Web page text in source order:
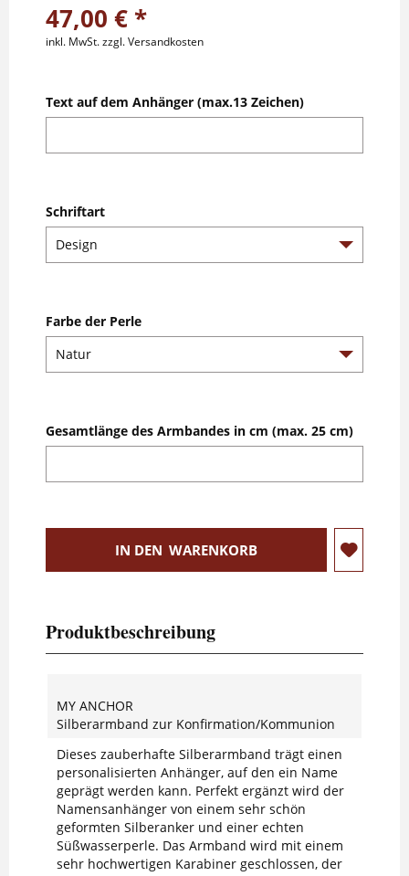
47,00 € *
inkl. MwSt.zzgl. Versandkosten
Text auf dem Anhänger (max.13 Zeichen)
Schriftart
Farbe der Perle
Gesamtlänge des Armbandes in cm (max. 25 cm)
IN DEN WARENKORB
Produktbeschreibung
MY ANCHOR
Silberarmband zur Konfirmation/Kommunion
Dieses zauberhafte Silberarmband trägt einen
personalisierten Anhänger, auf den ein Name
geprägt werden kann. Perfekt ergänzt wird der
Namensanhänger von einem sehr schön
geformten Silberanker und einer echten
Süßwasserperle. Das Armband wird mit einem
sehr hochwertigen Karabiner geschlossen, der